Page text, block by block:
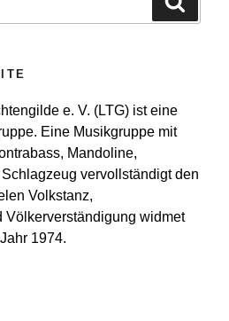
e. V. (LTG) ist eine
Eine Musikgruppe mit
Mandoline,
vervollständigt den
Volkstanz,
Völkerverständigung widmet
1974.